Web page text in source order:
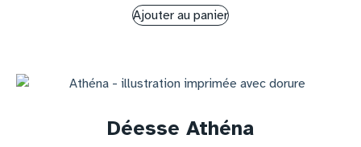
Ajouter au panier
Déesse Athéna